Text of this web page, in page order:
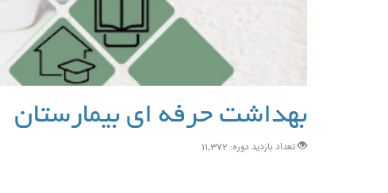
بهداشت حرفه ای بیمارستان
تعداد بازدید دوره: 11,372